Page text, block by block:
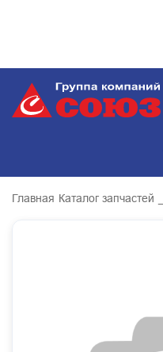
Главная Каталог запчастей